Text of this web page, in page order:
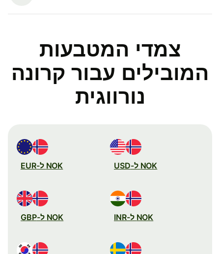
צמדי המטבעות
המובילים עבור קרונה
נורווגית
NOK ל-USD NOK ל-EUR
NOK ל-INR NOK ל-GBP